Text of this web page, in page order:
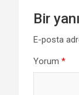
Bir
E-posta
Yorum *